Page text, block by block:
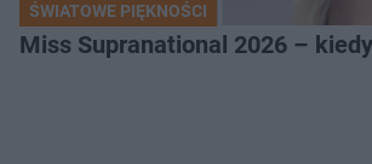
ŚWIATOWE PIĘKNOŚCI
Miss Supranational 2026 –